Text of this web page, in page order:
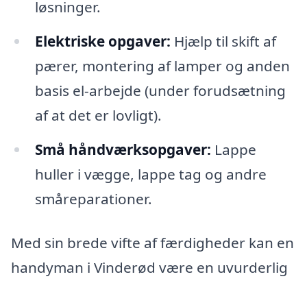
løsninger.
Elektriske opgaver: Hjælp til skift af
pærer, montering af lamper og anden
basis el-arbejde (under forudsætning
af at det er lovligt).
Små håndværksopgaver: Lappe
huller i vægge, lappe tag og andre
småreparationer.
Med sin brede vifte af færdigheder kan en
handyman i Vinderød være en uvurderlig